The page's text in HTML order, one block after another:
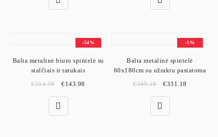
-54%
Balta metalinė biuro spintelė su
stalčiais ir ratukais
€314.98 €143.98
-5%
Balta metalinė spintelė
60x180cm su užraktu pastatoma
€349.18 €331.18